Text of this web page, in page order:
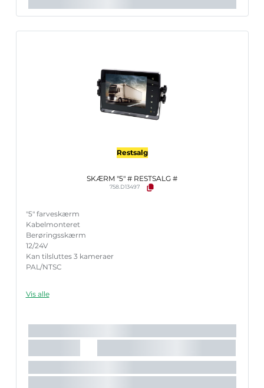
Restsalg
SKÆRM "5" # RESTSALG #
758.D13497
"5" farveskærm
Kabelmonteret
Berøringsskærm
12/24V
Kan tilsluttes 3 kameraer
PAL/NTSC
Vis alle